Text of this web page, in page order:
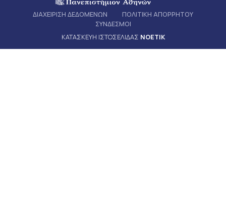
ΔΙΑΧΕΙΡΙΣΗ ΔΕΔΟΜΕΝΩΝ
ΠΟΛΙΤΙΚΗ ΑΠΟΡΡΗΤΟΥ
ΣΥΝΔΕΣΜΟΙ
ΚΑΤΑΣΚΕΥΗ ΙΣΤΟΣΕΛΙΔΑΣ NOETIK